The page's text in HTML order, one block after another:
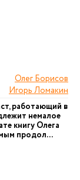
Олег Борисов
Игорь Ломакин
работающий в
немалое
книгу Олега
продол...